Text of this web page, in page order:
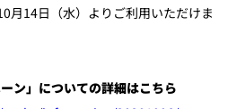
月14日（水）よりご利用いただけま
ン」についての詳細はこちら